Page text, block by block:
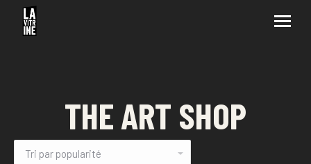
THE ART SHOP